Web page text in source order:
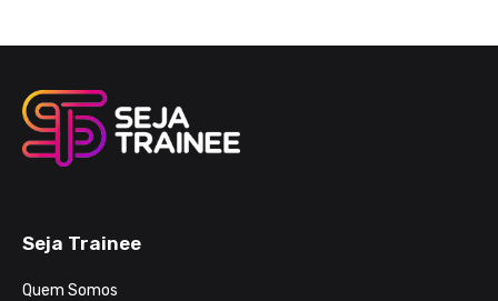
Seja Trainee
Quem Somos